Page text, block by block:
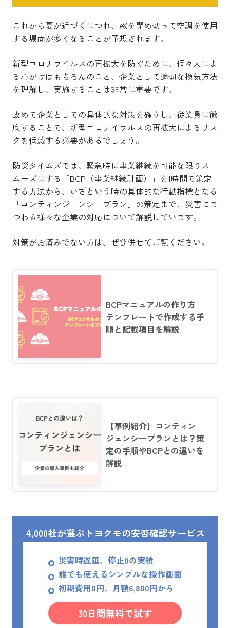
これから夏が近づくにつれ、窓を閉め切って空調を使用
する場面が多くなることが予想されます。
新型コロナウイルスの再拡大を防ぐために、個々人によ
る心がけはもちろんのこと、企業として適切な換気方法
を理解し、実施することは非常に重要です。
改めて企業としての具体的な対策を確立し、従業員に徹
底することで、新型コロナイウルスの再拡大によるリス
クを低減する必要があるでしょう。
防災タイムズでは、緊急時に事業継続を可能な限りス
ムーズにする「BCP（事業継続計画）」を1時間で策定
する方法から、いざという時の具体的な行動指標となる
「コンティンジェンシープラン」の策定まで、災害にま
つわる様々な企業の対応について解説しています。
対策がお済みでない方は、ぜひ併せてご覧ください。
BCPマニュアルの作り方｜
テンプレートで作成する手
順と記載項目を解説
【事例紹介】コンティン
ジェンシープランとは？策
定の手順やBCPとの違いを
解説
4,000社が選ぶトヨクモの安否確認サービス
災害時遅延、停止0の実績
誰でも使えるシンプルな操作画面
初期費用0円、月額6,800円から
30日間無料で試す